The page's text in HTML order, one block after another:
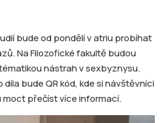
bude od pondělí v atriu probíhat
Na Filozofické fakultě budou
nástrah v sexbyznysu.
bude QR kód, kde si návštěvníci
moct přečíst více informací.